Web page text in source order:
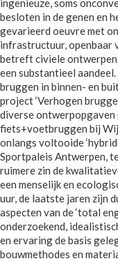
ingenieuze, soms
besloten in de genen en
gevarieerd oeuvre met
infrastructuur, openbaar
betreft civiele
een substantieel
bruggen in binnen- en
project ‘Verhogen
diverse ontwerpopgaven
fiets+voetbruggen bij
onlangs voltooide
Sportpaleis Antwerpen,
ruimere zin de
een menselijk en
uur, de laatste jaren zijn
aspecten van de ‘total
onderzoekend,
en ervaring de basis
bouwmethodes en